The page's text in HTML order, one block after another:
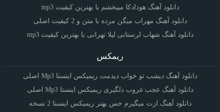
دانلود آهنگ هودادکا میبخشم با بهترین کیفیت mp3
دانلود آهنگ مهراب میگن مرده با متن و 2 کیفیت اصلی
دانلود آهنگ شهاب لرستانی لیلا تهرانی با بهترین کیفیت mp3
ریمکس
دانلود آهنگ دیشب تو خواب دیدمت ریمیکس اینستا Mp3 اصلی
دانلود آهنگ عجب غروب دلگیری ریمیکس اینستا Mp3 اصلی
دانلود آهنگ ازت میگیرم حس بهتر ریمیکس اینستا 2 نسخه